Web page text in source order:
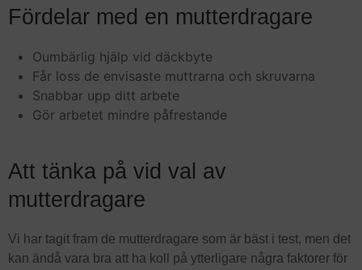
Fördelar med en mutterdragare
Oumbärlig hjälp vid däckbyte
Får loss de envisaste muttrarna och skruvarna
Snabbar upp ditt arbete
Gör arbetet mindre påfrestande
Att tänka på vid val av
mutterdragare
Vi har tagit fram de mutterdragare som är bäst i test, men det
kan ändå vara bra att ha koll på ytterligare några faktorer för